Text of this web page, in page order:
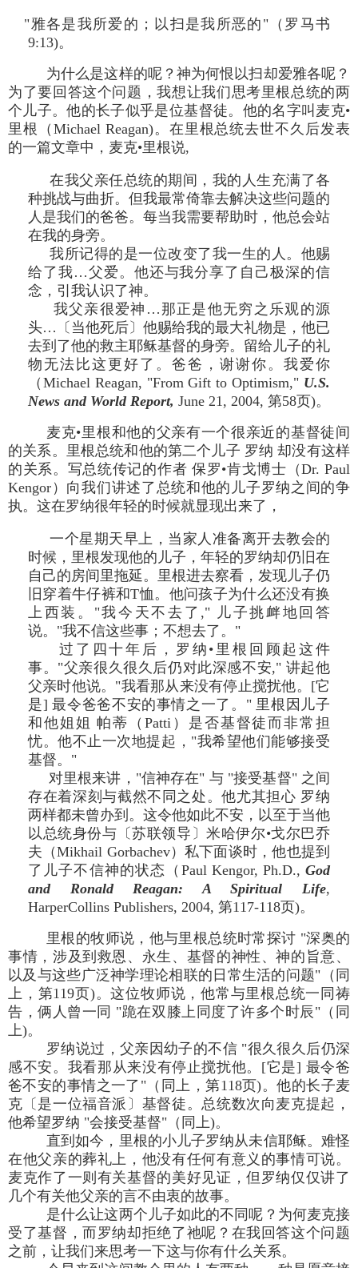
"雅各是我所爱的；以扫是我所恶的"（罗马书
9:13)。
为什么是这样的呢？神为何恨以扫却爱雅各呢？
为了要回答这个问题，我想让我们思考里根总统的两
个儿子。他的长子似乎是位基督徒。他的名字叫麦克•
里根（Michael Reagan)。在里根总统去世不久后发表
的一篇文章中，麦克•里根说,
在我父亲任总统的期间，我的人生充满了各
种挑战与曲折。但我最常倚靠去解决这些问题的
人是我们的爸爸。每当我需要帮助时，他总会站
在我的身旁。
我所记得的是一位改变了我一生的人。他赐
给了我…父爱。他还与我分享了自己极深的信
念，引我认识了神。
我父亲很爱神…那正是他无穷之乐观的源
头…〔当他死后〕他赐给我的最大礼物是，他已
去到了他的救主耶稣基督的身旁。留给儿子的礼
物无法比这更好了。爸爸，谢谢你。我爱你
（Michael Reagan, "From Gift to Optimism," U.S.
News and World Report, June 21, 2004, 第58页)。
麦克•里根和他的父亲有一个很亲近的基督徒间
的关系。里根总统和他的第二个儿子 罗纳 却没有这样
的关系。写总统传记的作者 保罗•肯戈博士（Dr. Paul
Kengor）向我们讲述了总统和他的儿子罗纳之间的争
执。这在罗纳很年轻的时候就显现出来了，
一个星期天早上，当家人准备离开去教会的
时候，里根发现他的儿子，年轻的罗纳却仍旧在
自己的房间里拖延。里根进去察看，发现儿子仍
旧穿着牛仔裤和T恤。他问孩子为什么还没有换
上西装。"我今天不去了," 儿子挑衅地回答
说。"我不信这些事；不想去了。"
过了四十年后，罗纳•里根回顾起这件
事。"父亲很久很久后仍对此深感不安," 讲起他
父亲时他说。"我看那从来没有停止搅扰他。[它
是] 最令爸爸不安的事情之一了。" 里根因儿子
和他姐姐 帕蒂（Patti）是否基督徒而非常担
忧。他不止一次地提起，"我希望他们能够接受
基督。"
对里根来讲，"信神存在" 与 "接受基督" 之间
存在着深刻与截然不同之处。他尤其担心 罗纳
两样都未曾办到。这令他如此不安，以至于当他
以总统身份与〔苏联领导〕米哈伊尔•戈尔巴乔
夫（Mikhail Gorbachev）私下面谈时，他也提到
了儿子不信神的状态（Paul Kengor, Ph.D., God
and Ronald Reagan: A Spiritual Life,
HarperCollins Publishers, 2004, 第117-118页)。
里根的牧师说，他与里根总统时常探讨 "深奥的
事情，涉及到救恩、永生、基督的神性、神的旨意、
以及与这些广泛神学理论相联的日常生活的问题"（同
上，第119页)。这位牧师说，他常与里根总统一同祷
告，俩人曾一同 "跪在双膝上同度了许多个时辰"（同
上)。
罗纳说过，父亲因幼子的不信 "很久很久后仍深
感不安。我看那从来没有停止搅扰他。[它是] 最令爸
爸不安的事情之一了"（同上，第118页)。他的长子麦
克〔是一位福音派〕基督徒。总统数次向麦克提起，
他希望罗纳 "会接受基督"（同上)。
直到如今，里根的小儿子罗纳从未信耶稣。难怪
在他父亲的葬礼上，他没有任何有意义的事情可说。
麦克作了一则有关基督的美好见证，但罗纳仅仅讲了
几个有关他父亲的言不由衷的故事。
是什么让这两个儿子如此的不同呢？为何麦克接
受了基督，而罗纳却拒绝了祂呢？在我回答这个问题
之前，让我们来思考一下这与你有什么关系。